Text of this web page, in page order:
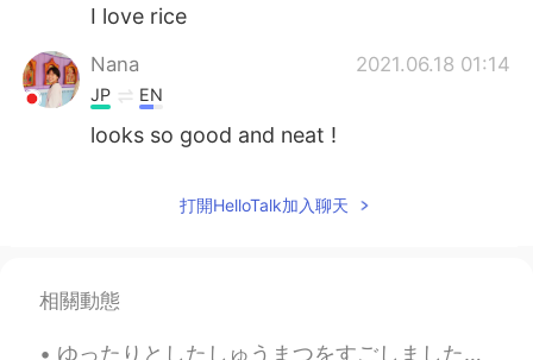
Türkçe
Português
I love rice
Nana 2021.06.18 01:14
JP EN
looks so good and neat !
打開HelloTalk加入聊天
相關動態
ゆったりとしたしゅうまつをすごしましたが、きょうはそのことについてはふれません。- I had a relaxing weekend, but I won't talk about it tod...